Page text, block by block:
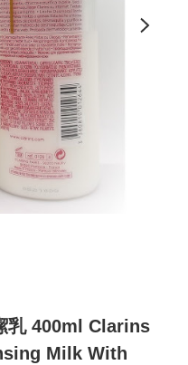
乳 400ml Clarins
Milk With